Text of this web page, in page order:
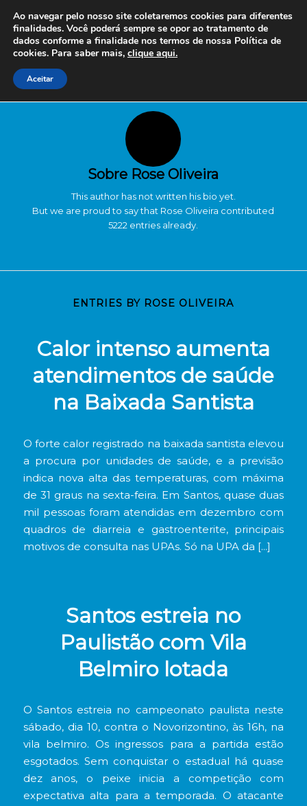
Sobre Rose Oliveira
This author has not written his bio yet.
But we are proud to say that Rose Oliveira contributed
5222 entries already.
ENTRIES BY ROSE OLIVEIRA
Calor intenso aumenta
atendimentos de saúde
na Baixada Santista
O forte calor registrado na baixada santista elevou
a procura por unidades de saúde, e a previsão
indica nova alta das temperaturas, com máxima
de 31 graus na sexta-feira. Em Santos, quase duas
mil pessoas foram atendidas em dezembro com
quadros de diarreia e gastroenterite, principais
motivos de consulta nas UPAs. Só na UPA da […]
Santos estreia no
Paulistão com Vila
Belmiro lotada
O Santos estreia no campeonato paulista neste
sábado, dia 10, contra o Novorizontino, às 16h, na
vila belmiro. Os ingressos para a partida estão
esgotados. Sem conquistar o estadual há quase
dez anos, o peixe inicia a competição com
expectativa alta para a temporada. O atacante
Ao navegar pelo nosso site coletaremos cookies para diferentes
finalidades. Você poderá sempre se opor ao tratamento de
dados conforme a finalidade nos termos de nossa Política de
cookies. Para saber mais, clique aqui.
Aceitar